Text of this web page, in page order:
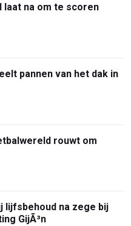
laat na om te scoren
pannen van het dak in
rouwt om
lijfsbehoud na zege bij
GijÃ³n